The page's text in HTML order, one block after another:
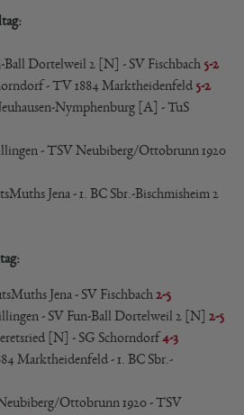
Ball Dortelweil 2 [N] - SV Fischbach 5-2
- TV 1884 Marktheidenfeld 5-2
Nymphenburg [A] - TuS
- TSV Neubiberg/Ottobrunn 1920
Jena - 1. BC Sbr.-Bischmisheim 2
Jena - SV Fischbach 2-5
- SV Fun-Ball Dortelweil 2 [N] 2-5
[N] - SG Schorndorf4-3
Marktheidenfeld - 1. BC Sbr.-
Ottobrunn 1920 - TSV